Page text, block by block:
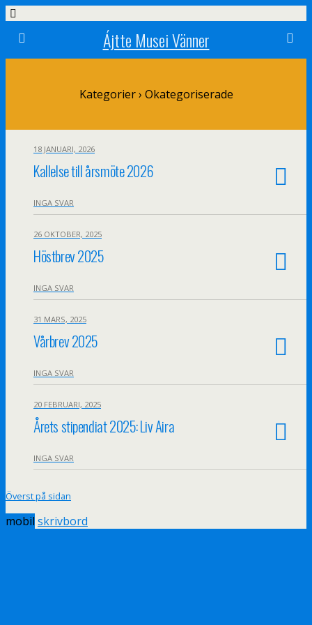
Ájtte Musei Vänner
Kategorier › Okategoriserade
18 JANUARI, 2026
Kallelse till årsmöte 2026
INGA SVAR
26 OKTOBER, 2025
Höstbrev 2025
INGA SVAR
31 MARS, 2025
Vårbrev 2025
INGA SVAR
20 FEBRUARI, 2025
Årets stipendiat 2025: Liv Aira
INGA SVAR
Överst på sidan
mobil skrivbord